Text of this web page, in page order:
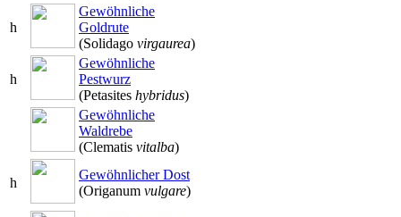
h
Gewöhnliche
Goldrute
(Solidago virgaurea)
h
Gewöhnliche
Pestwurz
(Petasites hybridus)
Gewöhnliche
Waldrebe
(Clematis vitalba)
h
Gewöhnlicher Dost
(Origanum vulgare)